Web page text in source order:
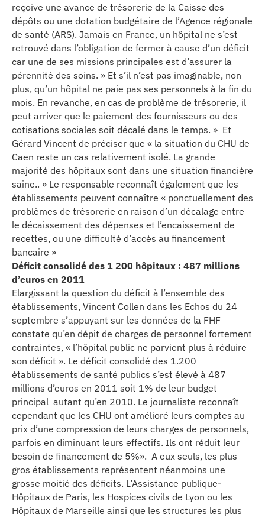
reçoive une avance de trésorerie de la Caisse des
dépôts ou une dotation budgétaire de l’Agence régionale
de santé (ARS). Jamais en France, un hôpital ne s’est
retrouvé dans l’obligation de fermer à cause d’un déficit
car une de ses missions principales est d’assurer la
pérennité des soins. » Et s’il n’est pas imaginable, non
plus, qu’un hôpital ne paie pas ses personnels à la fin du
mois. En revanche, en cas de problème de trésorerie, il
peut arriver que le paiement des fournisseurs ou des
cotisations sociales soit décalé dans le temps. » Et
Gérard Vincent de préciser que « la situation du CHU de
Caen reste un cas relativement isolé. La grande
majorité des hôpitaux sont dans une situation financière
saine.. » Le responsable reconnaît également que les
établissements peuvent connaître « ponctuellement des
problèmes de trésorerie en raison d’un décalage entre
le décaissement des dépenses et l’encaissement de
recettes, ou une difficulté d’accès au financement
bancaire »
Déficit consolidé des 1 200 hôpitaux : 487 millions
d’euros en 2011
Elargissant la question du déficit à l’ensemble des
établissements, Vincent Collen dans les Echos du 24
septembre s’appuyant sur les données de la FHF
constate qu’en dépit de charges de personnel fortement
contraintes, « l’hôpital public ne parvient plus à réduire
son déficit ». Le déficit consolidé des 1.200
établissements de santé publics s’est élevé à 487
millions d’euros en 2011 soit 1% de leur budget
principal autant qu’en 2010. Le journaliste reconnaît
cependant que les CHU ont amélioré leurs comptes au
prix d’une compression de leurs charges de personnels,
parfois en diminuant leurs effectifs. Ils ont réduit leur
besoin de financement de 5%». A eux seuls, les plus
gros établissements représentent néanmoins une
grosse moitié des déficits. L’Assistance publique-
Hôpitaux de Paris, les Hospices civils de Lyon ou les
Hôpitaux de Marseille ainsi que les structures les plus